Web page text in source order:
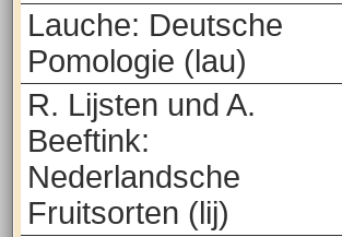
Lauche: Deutsche
Pomologie (lau)
R. Lijsten und A.
Beeftink:
Nederlandsche
Fruitsorten (lij)